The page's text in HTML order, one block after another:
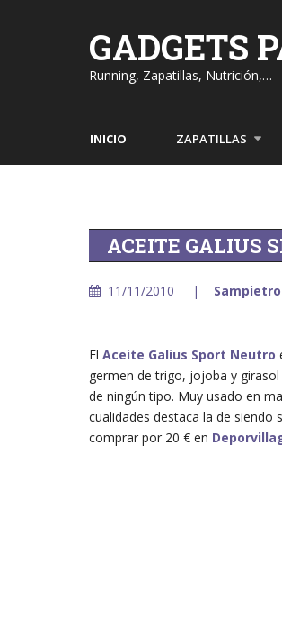
GADGETS
Running, Zapatillas, Nutrición,…
INICIO ZAPATILLAS
ACEITE GALIUS
11/11/2010 Sampietro
El Aceite Galius Sport Neutro
germen de trigo, jojoba y
de ningún tipo. Muy usado en
cualidades destaca la de siendo
comprar por 20 € en